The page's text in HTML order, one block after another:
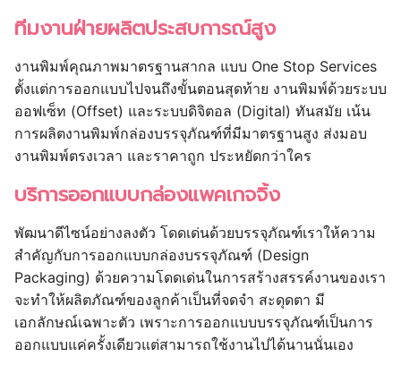
ทีมงานฝ่ายผลิตประสบการณ์สูง
งานพิมพ์คุณภาพมาตรฐานสากล แบบ One Stop Services
ตั้งแต่การออกแบบไปจนถึงขั้นตอนสุดท้าย งานพิมพ์ด้วยระบบ
ออฟเซ็ท (Offset) และระบบดิจิตอล (Digital) ทันสมัย เน้น
การผลิตงานพิมพ์กล่องบรรจุภัณฑ์ที่มีมาตรฐานสูง ส่งมอบ
งานพิมพ์ตรงเวลา และราคาถูก ประหยัดกว่าใคร
บริการออกแบบกล่องแพคเกจจิ้ง
พัฒนาดีไซน์อย่างลงตัว โดดเด่นด้วยบรรจุภัณฑ์เราให้ความ
สำคัญกับการออกแบบกล่องบรรจุภัณฑ์ (Design
Packaging) ด้วยความโดดเด่นในการสร้างสรรค์งานของเรา
จะทำให้ผลิตภัณฑ์ของลูกค้าเป็นที่จดจำ สะดุดตา มี
เอกลักษณ์เฉพาะตัว เพราะการออกแบบบรรจุภัณฑ์เป็นการ
ออกแบบแค่ครั้งเดียวแต่สามารถใช้งานไปได้นานนั่นเอง